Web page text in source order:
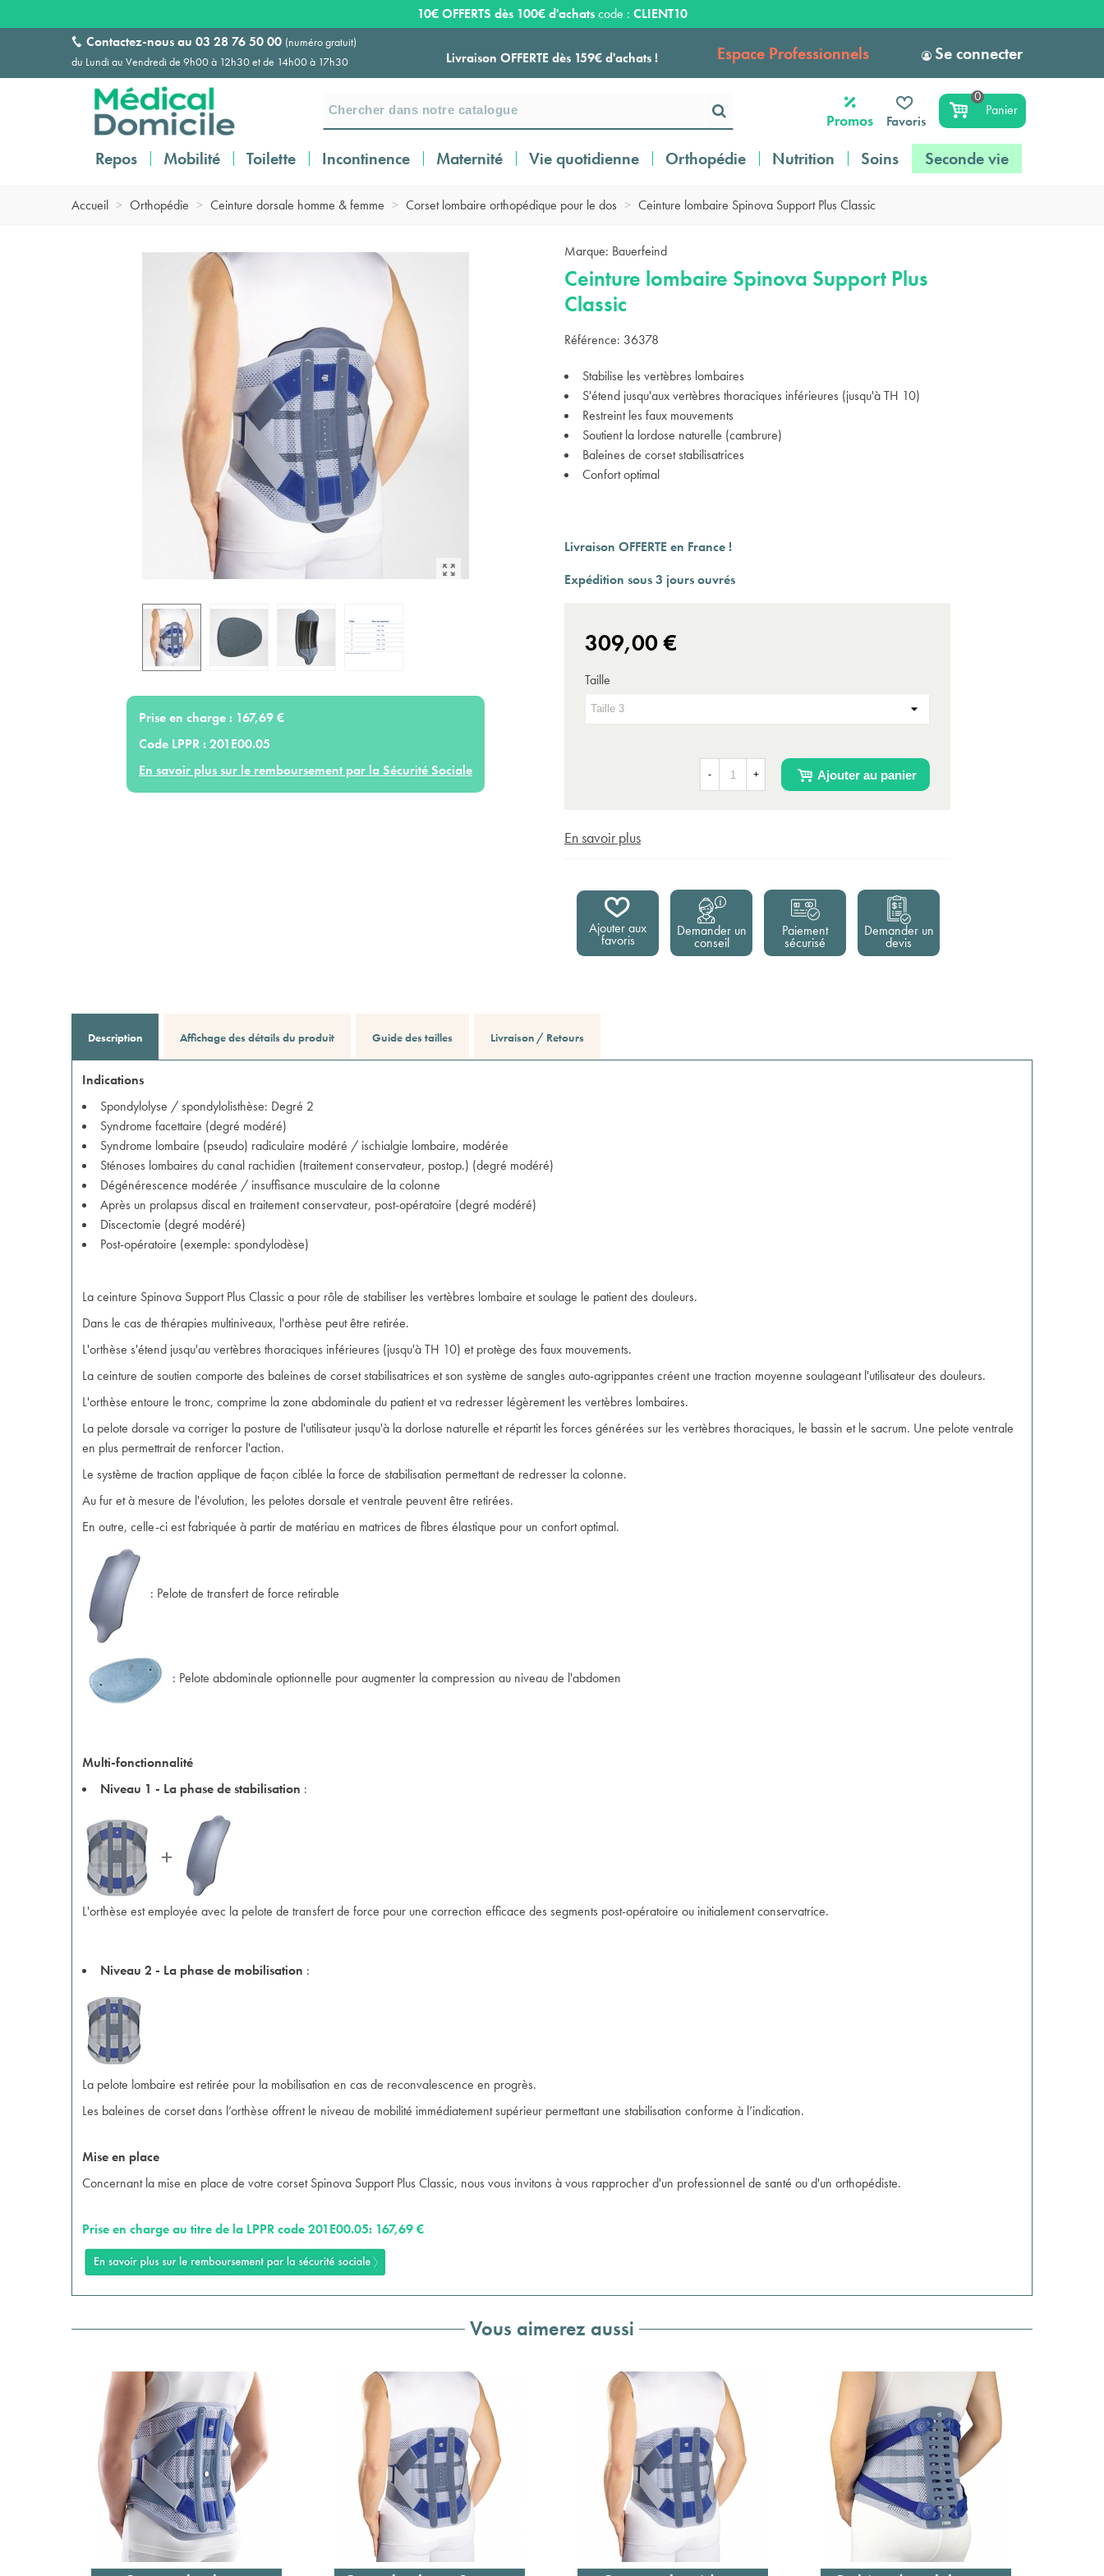
Livraison OFFERTE dès 159€ d'achats !
Payez en 3 ou 4 fois SANS FRAIS à partir de
100€
Livraison OFFERTE dès 159€ d'achats !
Payez en 3 ou 4 fois SANS FRAIS à partir de
Expédition sous 24 à 48 heures ouvrées*
10€ OFFERTS dès 100€ d'achatscode : CLIENT10
Contactez-nous au 03 28 76 50 00 (numéro gratuit)
du Lundi au Vendredi de 9h00 à 12h30 et de 14h00 à 17h30
Espace Professionnels Se connecter
Promos Favoris
0
Panier
Repos Mobilité Toilette Incontinence Maternité Vie quotidienne Orthopédie Nutrition Soins Seconde vie
Accueil > Orthopédie > Ceinture dorsale homme & femme > Corset lombaire orthopédique pour le dos > Ceinture lombaire Spinova Support Plus Classic
Prise en charge : 167,69 €
Code LPPR :201E00.05
En savoir plus sur le remboursement par la Sécurité Sociale
Marque: Bauerfeind
Ceinture lombaire Spinova Support Plus
Classic
Référence: 36378
Stabilise les vertèbres lombaires
S'étend jusqu'aux vertèbres thoraciques inférieures (jusqu'à TH 10)
Restreint les faux mouvements
Soutient la lordose naturelle (cambrure)
Baleines de corset stabilisatrices
Confort optimal
Livraison OFFERTE en France !
Expédition sous 3 jours ouvrés
309,00 €
- + Ajouter au panier
Taille
En savoir plus
Ajouter aux
favoris
Demander un
conseil
Paiement
sécurisé
Demander un
devis
Description Affichage des détails du produit Guide des tailles Livraison / Retours
Indications
Spondylolyse / spondylolisthèse: Degré 2
Syndrome facettaire (degré modéré)
Syndrome lombaire (pseudo) radiculaire modéré / ischialgie lombaire, modérée
Sténoses lombaires du canal rachidien (traitement conservateur, postop.) (degré modéré)
Dégénérescence modérée / insuffisance musculaire de la colonne
Après un prolapsus discal en traitement conservateur, post-opératoire (degré modéré)
Discectomie (degré modéré)
Post-opératoire (exemple: spondylodèse)
La ceinture Spinova Support Plus Classic a pour rôle de stabiliser les vertèbres lombaire et soulage le patient des douleurs.
Dans le cas de thérapies multiniveaux, l'orthèse peut être retirée.
L'orthèse s'étend jusqu'au vertèbres thoraciques inférieures (jusqu'à TH 10) et protège des faux mouvements.
La ceinture de soutien comporte des baleines de corset stabilisatrices et son système de sangles auto-agrippantes créent une traction moyenne soulageant l'utilisateur des douleurs.
L'orthèse entoure le tronc, comprime la zone abdominale du patient et va redresser légèrement les vertèbres lombaires.
La pelote dorsale va corriger la posture de l'utilisateur jusqu'à la dorlose naturelle et répartit les forces générées sur les vertèbres thoraciques, le bassin et le sacrum. Une pelote ventrale
en plus permettrait de renforcer l'action.
Le système de traction applique de façon ciblée la force de stabilisation permettant de redresser la colonne.
Au fur et à mesure de l'évolution, les pelotes dorsale et ventrale peuvent être retirées.
En outre, celle-ci est fabriquée à partir de matériau en matrices de fibres élastique pour un confort optimal.
: Pelote de transfert de force retirable
: Pelote abdominale optionnelle pour augmenter la compression au niveau de l'abdomen
Multi-fonctionnalité
Niveau 1 - La phase de stabilisation :
L'orthèse est employée avec la pelote de transfert de force pour une correction efficace des segments post-opératoire ou initialement conservatrice.
Niveau 2 - La phase de mobilisation :
La pelote lombaire est retirée pour la mobilisation en cas de reconvalescence en progrès.
Les baleines de corset dans l’orthèse offrent le niveau de mobilité immédiatement supérieur permettant une stabilisation conforme à l’indication.
Mise en place
Concernant la mise en place de votre corset Spinova Support Plus Classic, nous vous invitons à vous rapprocher d'un professionnel de santé ou d'un orthopédiste.
Prise en charge au titre de la LPPR code 201E00.05: 167,69 €
Vous aimerez aussi